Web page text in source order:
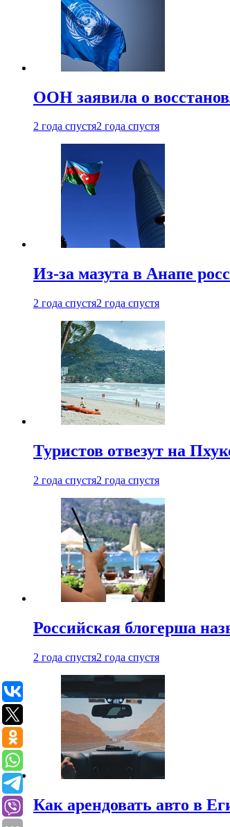
ООН заявила о
2 года спустя2 года спустя
Из-за мазута в Анапе
2 года спустя2 года спустя
Туристов отвезут на
2 года спустя2 года спустя
Российская блогерша
2 года спустя2 года спустя
Как арендовать авто в